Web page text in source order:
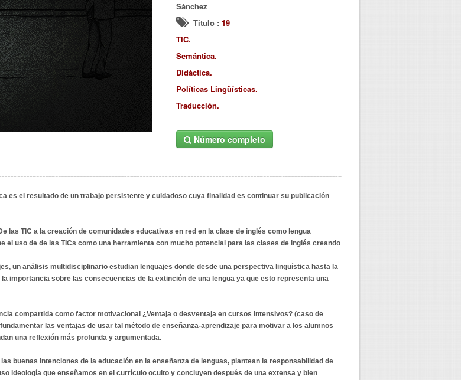
Sánchez
Titulo : 19
TIC.
Semántica.
Didáctica.
Políticas Lingüísticas.
Traducción.
Número completo
es el resultado de un trabajo persistente y cuidadoso cuya finalidad es continuar su publicación
las TIC a la creación de comunidades educativas en red en la clase de inglés como lengua
uso de de las TICs como una herramienta con mucho potencial para las clases de inglés creando
un análisis multidisciplinario estudian lenguajes donde desde una perspectiva lingüística hasta la
importancia sobre las consecuencias de la extinción de una lengua ya que esto representa una
compartida como factor motivacional ¿Ventaja o desventaja en cursos intensivos? (caso de
las ventajas de usar tal método de enseñanza-aprendizaje para motivar a los alumnos
una reflexión más profunda y argumentada.
buenas intenciones de la educación en la enseñanza de lenguas, plantean la responsabilidad de
ideología que enseñamos en el currículo oculto y concluyen después de una extensa y bien